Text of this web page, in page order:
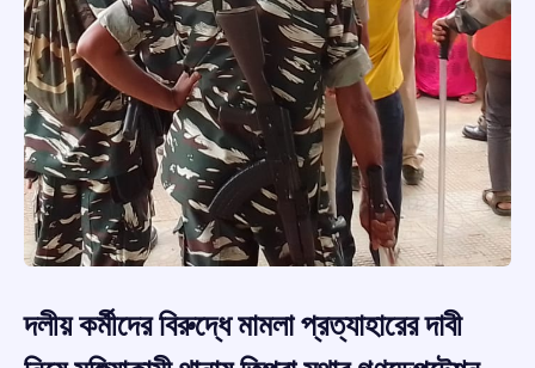
দলীয় কর্মীদের বিরুদ্ধে মামলা প্রত্যাহারের দাবী